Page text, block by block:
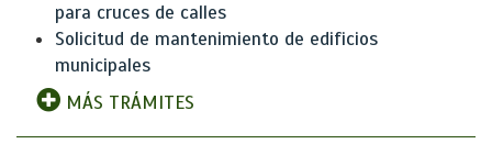
para cruces de calles
Solicitud de mantenimiento de edificios
municipales
MÁS TRÁMITES